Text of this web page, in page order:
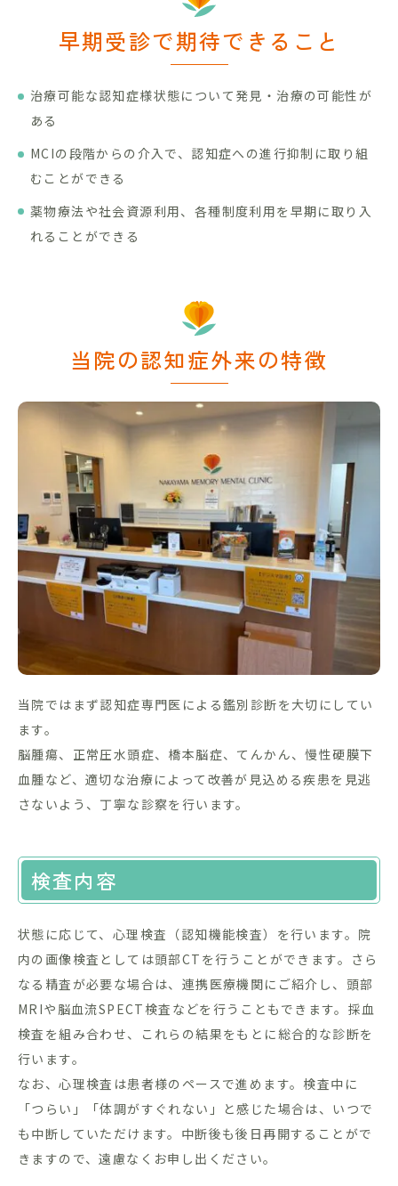
早期受診で期待できること
治療可能な認知症様状態について発見・治療の可能性が
ある
MCIの段階からの介入で、認知症への進行抑制に取り組
むことができる
薬物療法や社会資源利用、各種制度利用を早期に取り入
れることができる
当院の認知症外来の特徴
当院ではまず認知症専門医による鑑別診断を大切にしてい
ます。
脳腫瘍、正常圧水頭症、橋本脳症、てんかん、慢性硬膜下
血腫など、適切な治療によって改善が見込める疾患を見逃
さないよう、丁寧な診察を行います。
検査内容
状態に応じて、心理検査（認知機能検査）を行います。院
内の画像検査としては頭部CTを行うことができます。さら
なる精査が必要な場合は、連携医療機関にご紹介し、頭部
MRIや脳血流SPECT検査などを行うこともできます。採血
検査を組み合わせ、これらの結果をもとに総合的な診断を
行います。
なお、心理検査は患者様のペースで進めます。検査中に
「つらい」「体調がすぐれない」と感じた場合は、いつで
も中断していただけます。中断後も後日再開することがで
きますので、遠慮なくお申し出ください。